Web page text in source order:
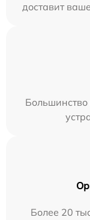
доставит
Большинство
Более 20